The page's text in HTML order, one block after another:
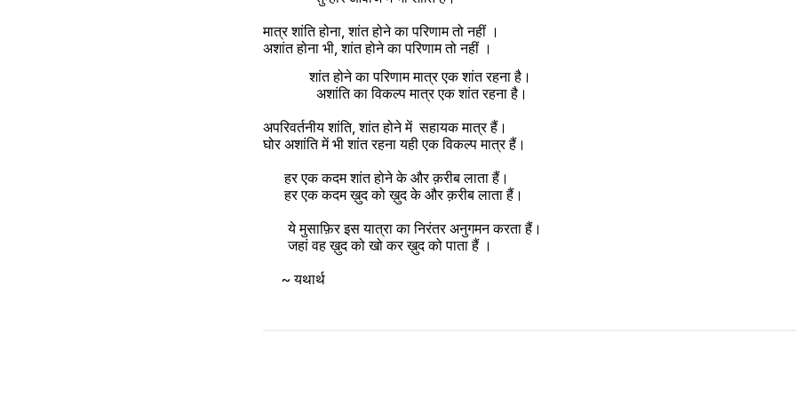
मात्र शांति होना, शांत होने का परिणाम तो नहीं ।
अशांत होना भी, शांत होने का परिणाम तो नहीं ।
             शांत होने का परिणाम मात्र एक शांत रहना है।
               अशांति का विकल्प मात्र एक शांत रहना है।
अपरिवर्तनीय शांति, शांत होने में  सहायक मात्र हैं।
घोर अशांति में भी शांत रहना यही एक विकल्प मात्र हैं।
      हर एक कदम शांत होने के और क़रीब लाता हैं।
      हर एक कदम ख़ुद को ख़ुद के और क़रीब लाता हैं।
       ये मुसाफ़िर इस यात्रा का निरंतर अनुगमन करता हैं।
       जहां वह ख़ुद को खो कर ख़ुद को पाता हैं ।
     ~ यथार्थ